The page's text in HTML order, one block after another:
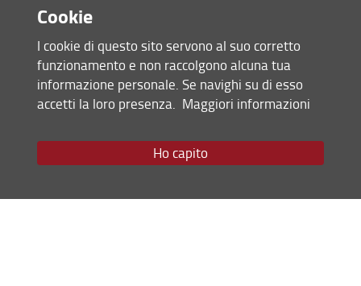
244.000 studenti, 36.500 membri del personale e 102
provenienti dai sette paesi europei sedi delle università.
Le principali aree di intervento individuate per la
collaborazione sono: la salute, il benessere individuale e
sociale, l'ambiente e la qualità della vita, la promozione
promozione dell’attrattività degli istituti universitari
europei.
EUniWell a Unifi
Progetto Euniwell
Cookie
I cookie di questo sito servono al suo corretto
funzionamento e non raccolgono alcuna tua
informazione personale. Se navighi su di esso
accetti la loro presenza. Maggiori informazioni
Ho capito